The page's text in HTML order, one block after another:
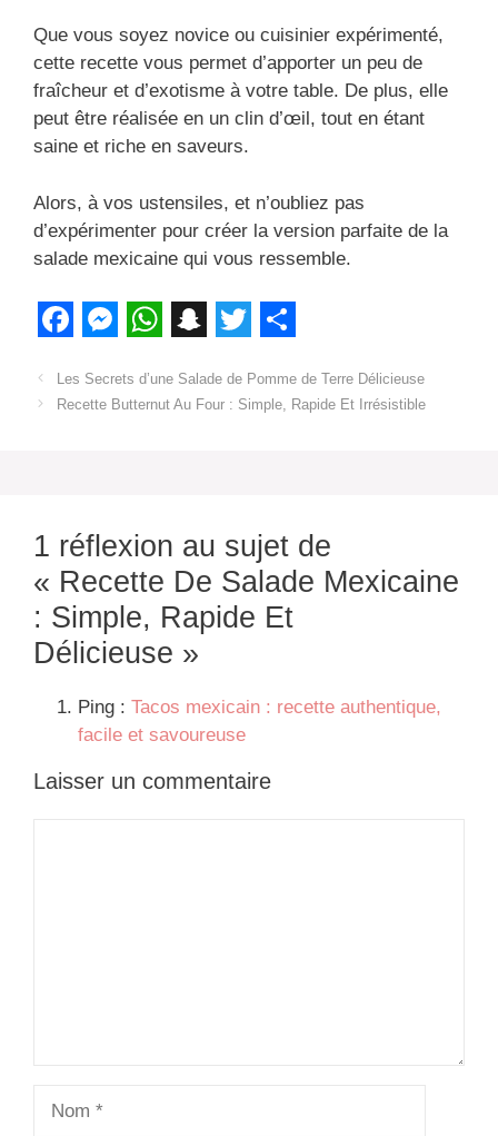
Que vous soyez novice ou cuisinier expérimenté,
cette recette vous permet d’apporter un peu de
fraîcheur et d’exotisme à votre table. De plus, elle
peut être réalisée en un clin d’œil, tout en étant
saine et riche en saveurs.
Alors, à vos ustensiles, et n’oubliez pas
d’expérimenter pour créer la version parfaite de la
salade mexicaine qui vous ressemble.
a
o
o
k
e
n
g
e
r
h
A
p
p
n
h
a
t
w
e
r
h
a
Les Secrets d’une Salade de Pomme de Terre Délicieuse
Recette Butternut Au Four : Simple, Rapide Et Irrésistible
1 réflexion au sujet de
« Recette De Salade Mexicaine
: Simple, Rapide Et
Délicieuse »
Ping : Tacos mexicain : recette authentique,
facile et savoureuse
Laisser un commentaire